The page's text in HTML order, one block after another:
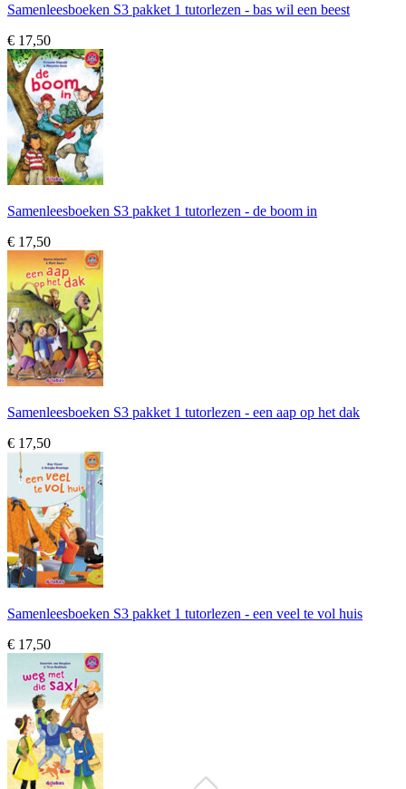
Samenleesboeken S3 pakket 1 tutorlezen - bas wil een beest
€ 17,50
Samenleesboeken S3 pakket 1 tutorlezen - de boom in
€ 17,50
Samenleesboeken S3 pakket 1 tutorlezen - een aap op het dak
€ 17,50
Samenleesboeken S3 pakket 1 tutorlezen - een veel te vol huis
€ 17,50